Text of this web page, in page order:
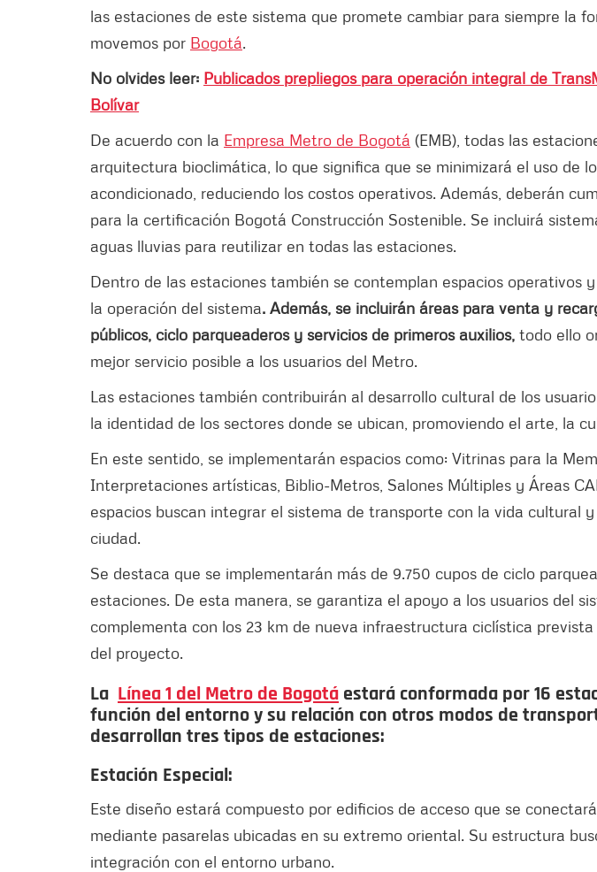
las estaciones de este sistema que promete cambiar para siempre la
movemos por Bogotá.
No olvides leer: Publicados prepliegos para operación integral de
Bolívar
De acuerdo con la Empresa Metro de Bogotá (EMB), todas las
arquitectura bioclimática, lo que significa que se minimizará el uso de
acondicionado, reduciendo los costos operativos. Además, deberán
para la certificación Bogotá Construcción Sostenible. Se incluirá
aguas lluvias para reutilizar en todas las estaciones.
Dentro de las estaciones también se contemplan espacios operativos
la operación del sistema. Además, se incluirán áreas para venta y
públicos, ciclo parqueaderos y servicios de primeros auxilios, todo ello
mejor servicio posible a los usuarios del Metro.
Las estaciones también contribuirán al desarrollo cultural de los
la identidad de los sectores donde se ubican, promoviendo el arte, la
En este sentido, se implementarán espacios como: Vitrinas para la
Interpretaciones artísticas, Biblio-Metros, Salones Múltiples y Áreas
espacios buscan integrar el sistema de transporte con la vida cultural
ciudad.
Se destaca que se implementarán más de 9.750 cupos de ciclo
estaciones. De esta manera, se garantiza el apoyo a los usuarios del
complementa con los 23 km de nueva infraestructura ciclística
del proyecto.
La Línea 1 del Metro de Bogotá estará conformada por 16
función del entorno y su relación con otros modos de
desarrollan tres tipos de estaciones:
Estación Especial:
Este diseño estará compuesto por edificios de acceso que se
mediante pasarelas ubicadas en su extremo oriental. Su estructura
integración con el entorno urbano.